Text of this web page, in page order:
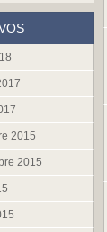
2015
2015